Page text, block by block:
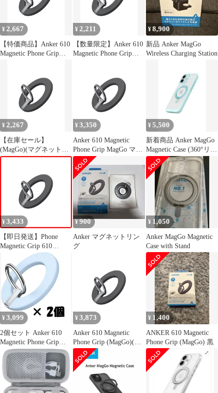
¥ 2,667
【特価商品】Anker 610
Magnetic Phone Grip
ット式/バンカーリング/
スマホスタンド機能】
MagSafe対応iPhoneシリ
ーズ専用 (ブラック)
¥ 2,211
【数量限定】Anker 610
Magnetic Phone Grip
ット式/バンカーリング/
スマホスタンド機能】
MagSafe対応iPhoneシリ
ーズ専用 (ブラック)
¥8,900
新品 Anker MagGo
Wireless Charging Station
¥2,267
【在庫セール】
(MagGo)(マグネット式
スマホリング)MagSafe
用 (ブラック) Grip
Phone Magnetic 610
¥ 3,350
Anker 610 Magnetic
Phone Grip MagGo マグ
ネット式スマホリング
MagSafe対応iPhoneシリ
ーズ専用 ブラック
¥5,500
新着商品 Anker MagGo
Magnetic Case (360°リン
グスタンド iPhone 16
用) ミントブルー
MagSafe対応 リングス
タンド付き スマホケー
ス マグネット搭載/滑り
止め / 360°落下保護/耐
衝撃/高耐久性/黄ばみな
し/
¥ 3,433
【即日発送】Phone
Magnetic Grip 610
(MagGo)(マグネット式
スマホリング)MagSafe
対応iPhoneシリーズ専
用 Anker (ブラック)
¥900
Anker マグネットリン
グ
¥ 1,050
Anker MagGo Magnetic
Case with Stand
¥ 3,099
2個セット Anker 610
Magnetic Phone Grip
(MagGo) マグネット式
スマホリング
【MagSafe対応 / iPhone
専用 / ブルー】
¥ 3,873
Anker 610 Magnetic
Phone Grip (MagGo)(マ
グネット式スマホリン
グ)【マグネット式/バ
ンカーリング/スマホス
タンド機能】MagSafe対
応iPhoneシリーズ専用
¥ 1,400
ANKER 610 Magnetic
Phone Grip (MagGo) 黒